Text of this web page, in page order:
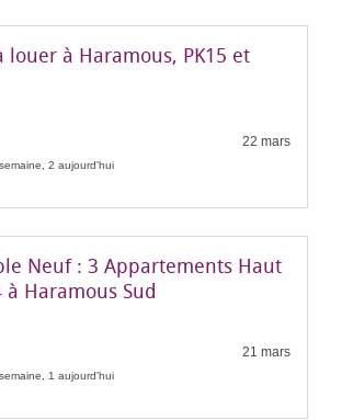
louer à Haramous, PK15 et
22 mars
2 aujourd'hui
Neuf : 3 Appartements Haut
à Haramous Sud
21 mars
1 aujourd'hui